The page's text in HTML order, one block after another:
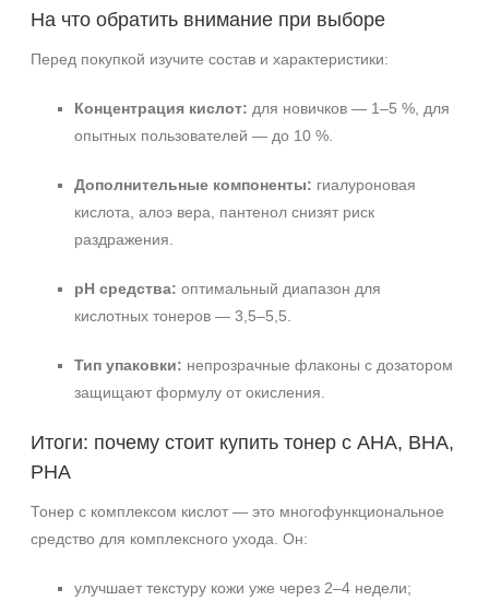
На что обратить внимание при выборе
Перед покупкой изучите состав и характеристики:
Концентрация кислот: для новичков — 1–5 %, для
опытных пользователей — до 10 %.
Дополнительные компоненты: гиалуроновая
кислота, алоэ вера, пантенол снизят риск
раздражения.
pH средства: оптимальный диапазон для
кислотных тонеров — 3,5–5,5.
Тип упаковки: непрозрачные флаконы с дозатором
защищают формулу от окисления.
Итоги: почему стоит купить тонер с AHA, BHA,
PHA
Тонер с комплексом кислот — это многофункциональное
средство для комплексного ухода. Он:
улучшает текстуру кожи уже через 2–4 недели;